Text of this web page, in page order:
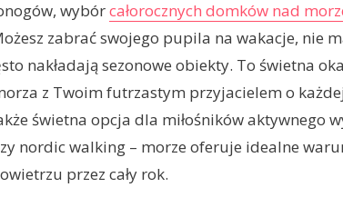
wybórcałorocznych domków nad
zabrać swojego pupila na wakacje, nie
nakładają sezonowe obiekty. To świetna
z Twoim futrzastym przyjacielem o
świetna opcja dla miłośników aktywnego
nordic walking – morze oferuje idealne
przez cały rok.